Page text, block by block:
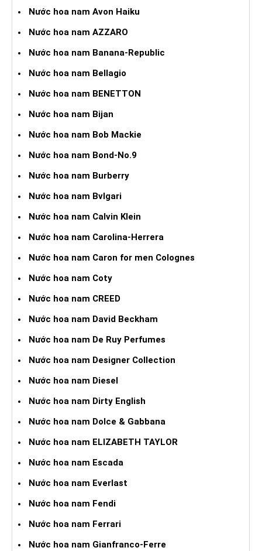
Nước hoa nam Avon Haiku
Nước hoa nam AZZARO
Nước hoa nam Banana-Republic
Nước hoa nam Bellagio
Nước hoa nam BENETTON
Nước hoa nam Bijan
Nước hoa nam Bob Mackie
Nước hoa nam Bond-No.9
Nước hoa nam Burberry
Nước hoa nam Bvlgari
Nước hoa nam Calvin Klein
Nước hoa nam Carolina-Herrera
Nước hoa nam Caron for men Colognes
Nước hoa nam Coty
Nước hoa nam CREED
Nước hoa nam David Beckham
Nước hoa nam De Ruy Perfumes
Nước hoa nam Designer Collection
Nước hoa nam Diesel
Nước hoa nam Dirty English
Nước hoa nam Dolce & Gabbana
Nước hoa nam ELIZABETH TAYLOR
Nước hoa nam Escada
Nước hoa nam Everlast
Nước hoa nam Fendi
Nước hoa nam Ferrari
Nước hoa nam Gianfranco-Ferre